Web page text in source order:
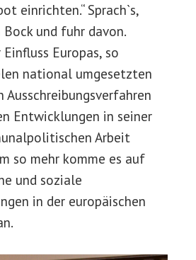
einrichten.“ Sprach`s,
und fuhr davon.
Europas, so
national umgesetzten
Ausschreibungsverfahren
Entwicklungen in seiner
Arbeit
so mehr komme es auf
und soziale
in der europäischen